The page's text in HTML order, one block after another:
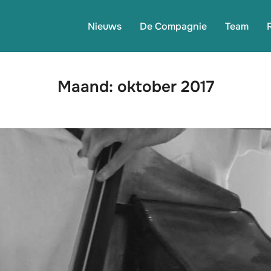
Nieuws De Compagnie Team
Maand: oktober 2017